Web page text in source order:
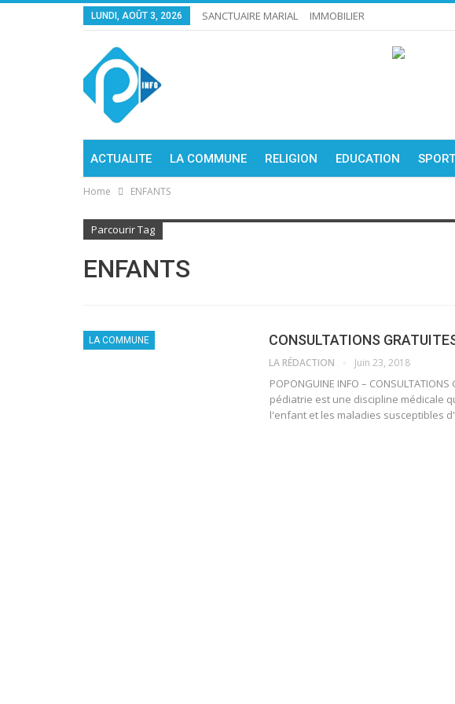
LUNDI, AOÛT 3, 2026 SANCTUAIRE MARIAL IMMOBILIER
ACTUALITE LA COMMUNE RELIGION EDUCATION SPORT
Home ENFANTS
Parcourir Tag
ENFANTS
LA COMMUNE CONSULTATIONS
LA RÉDACTION Juin 23, 2018
POPONGUINE INFO –
pédiatrie est une discipline médicale
l'enfant et les maladies susceptibles